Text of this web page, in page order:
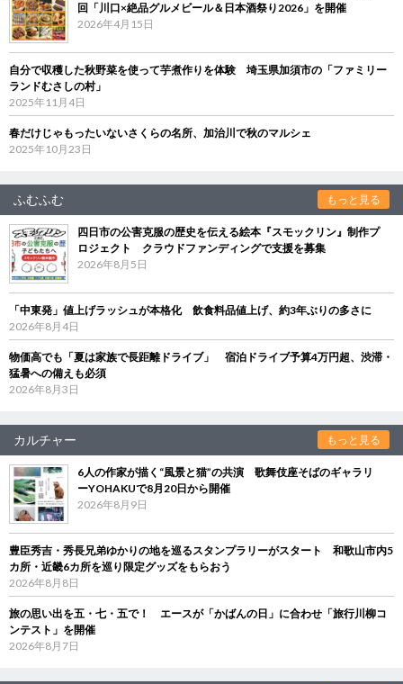
回「川口×絶品グルメビール＆日本酒祭り2026」を開催
2026年4月15日
自分で収穫した秋野菜を使って芋煮作りを体験 埼玉県加須市の「ファミリー
ランドむさしの村」
2025年11月4日
春だけじゃもったいないさくらの名所、加治川で秋のマルシェ
2025年10月23日
ふむふむ もっと見る
四日市の公害克服の歴史を伝える絵本『スモックリン』制作プ
ロジェクト クラウドファンディングで支援を募集
2026年8月5日
「中東発」値上げラッシュが本格化 飲食料品値上げ、約3年ぶりの多さに
2026年8月4日
物価高でも「夏は家族で長距離ドライブ」 宿泊ドライブ予算4万円超、渋滞・
猛暑への備えも必須
2026年8月3日
カルチャー もっと見る
6人の作家が描く“風景と猫”の共演 歌舞伎座そばのギャラリ
ーYOHAKUで8月20日から開催
2026年8月9日
豊臣秀吉・秀長兄弟ゆかりの地を巡るスタンプラリーがスタート 和歌山市内5
カ所・近畿6カ所を巡り限定グッズをもらおう
2026年8月8日
旅の思い出を五・七・五で！ エースが「かばんの日」に合わせ「旅行川柳コ
ンテスト」を開催
2026年8月7日